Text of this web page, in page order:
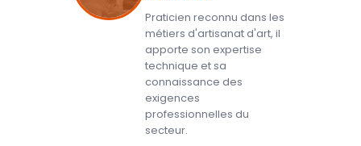
Praticien reconnu dans les
métiers d'artisanat d'art, il
apporte son expertise
technique et sa
connaissance des
exigences
professionnelles du
secteur.